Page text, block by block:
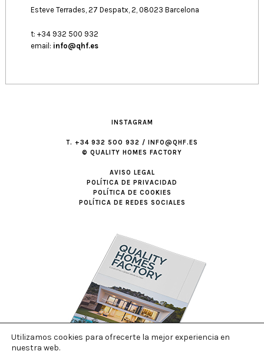
Esteve Terrades, 27 Despatx, 2, 08023 Barcelona
t: +34 932 500 932
email: info@qhf.es
INSTAGRAM
T. +34 932 500 932 / INFO@QHF.ES
© QUALITY HOMES FACTORY
AVISO LEGAL
POLÍTICA DE PRIVACIDAD
POLÍTICA DE COOKIES
POLÍTICA DE REDES SOCIALES
Utilizamos cookies para ofrecerte la mejor experiencia en
nuestra web.